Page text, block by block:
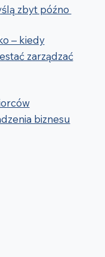
zbyt późno
– kiedy
zarządzać
biznesu